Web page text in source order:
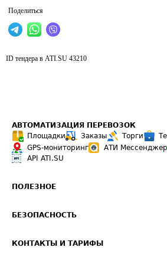
Поделиться
ID тендера в ATI.SU 43210
АВТОМАТИЗАЦИЯ ПЕРЕВОЗОК
Площадки
Заказы Торги
GPS-мониторинг
АТИ Мессенджер
API ATI.SU
ПОЛЕЗНОЕ
Звезды ATI.SU на вашем сайте
БЕЗОПАСНОСТЬ
КОНТАКТЫ И ТАРИФЫ